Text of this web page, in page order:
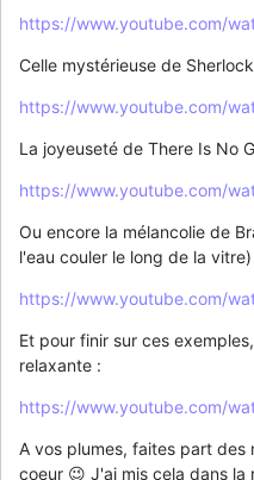
https://www.youtube.com/
Celle mystérieuse de
https://www.youtube.com/
La joyeuseté de There Is No
https://www.youtube.com/
Ou encore la mélancolie de
l'eau couler le long de la vitre)
https://www.youtube.com/
Et pour finir sur ces
relaxante :
https://www.youtube.com/
A vos plumes, faites part
coeur 😉 J'ai mis cela dans